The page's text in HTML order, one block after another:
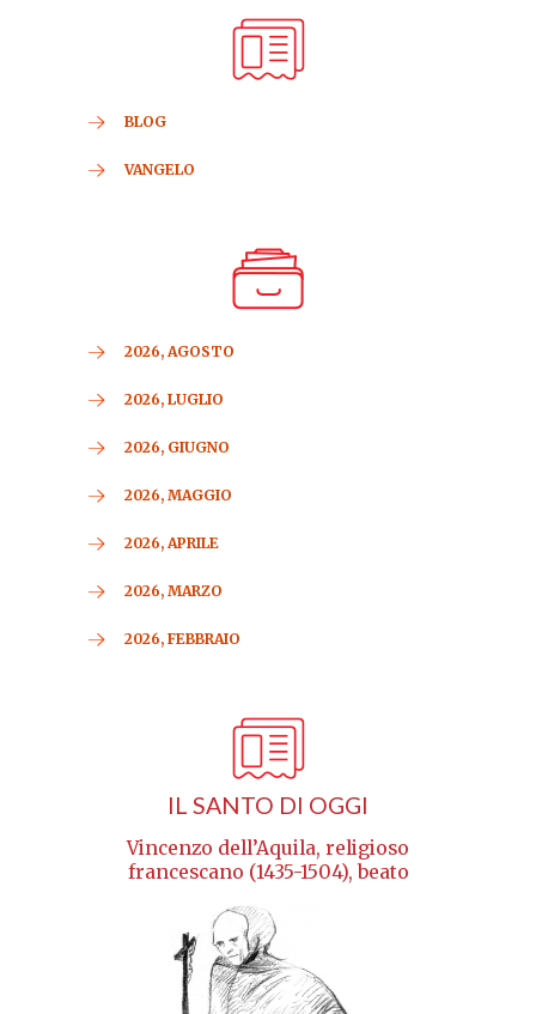
BLOG
VANGELO
2026, AGOSTO
2026, LUGLIO
2026, GIUGNO
2026, MAGGIO
2026, APRILE
2026, MARZO
2026, FEBBRAIO
IL SANTO DI OGGI
Vincenzo dell’Aquila, religioso
francescano (1435-1504), beato